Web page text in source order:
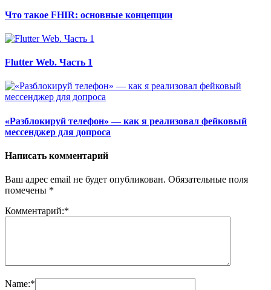
Что такое FHIR: основные концепции
Flutter Web. Часть 1
«Разблокируй телефон» — как я реализовал фейковый
мессенджер для допроса
Написать комментарий
Ваш адрес email не будет опубликован. Обязательные поля
помечены *
Комментарий:*
Name:*